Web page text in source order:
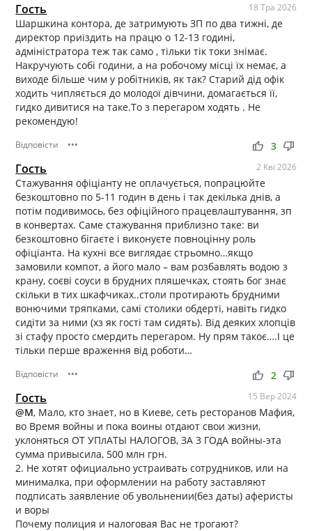
Гость 18 Тра 2026
Шаршкина контора, де затримують ЗП по два тижні, де
директор приїздить на працю о 12-13 годині,
адміністратора теж так само , тільки тік токи знімає.
Накручують собі години, а на робочому місці їх немає, а
виходе більше чим у робітників, як так? Старий дід офік
ходить чипляється до молодої дівчини, домагається її,
гидко дивитися на таке.То з перегаром ходять . Не
рекомендую!
Відповісти ••• thumb_up thumb_down
3
Гость 2 Кві 2026
Стажування офіціанту не оплачується, попрацюйте
безкоштовно по 5-11 годин в день і так декілька днів, а
потім подивимось, без офіційного працевлаштування, зп
в конвертах. Саме стажування приблизно таке: ви
безкоштовно бігаєте і виконуєте повноцінну роль
офіціанта. На кухні все виглядає стрьомно…якщо
замовили компот, а його мало – вам розбавлять водою з
крану, соєві соуси в брудних пляшечках, стоять бог знає
скільки в тих шкафчиках..столи протирають брудними
вонючими тряпками, самі столики обдерті, навіть гидко
сидіти за ними (хз як гості там сидять). Від деяких хлопців
зі стафу просто смердить перегаром. Ну прям такоє….І це
тільки перше враження від роботи…
Відповісти ••• thumb_up thumb_down
2
Гость 15 Вер 2024
@М, Мало, кто знает, но в Киеве, сеть ресторанов Мафия,
во Время войны и пока воины отдают свои жизни,
уклоняться ОТ УПлАТЫ НАЛОГОВ, ЗА 3 ГОдА войны-эта
сумма привысила, 500 млн грн.
2. Не хотят официально устраивать сотрудников, или на
минималка, при оформлении на работу заставляют
подписать заявление об увольнении(без даты) аферисты
и воры
Почему полиция и налоговая Вас не трогают?